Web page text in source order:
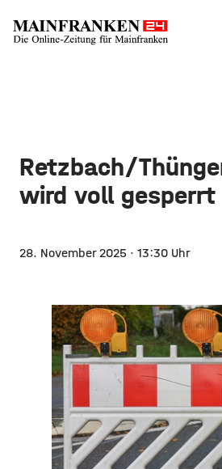
Retzbach/
wird voll gesperrt
28. November 2025 · 13:30 Uhr